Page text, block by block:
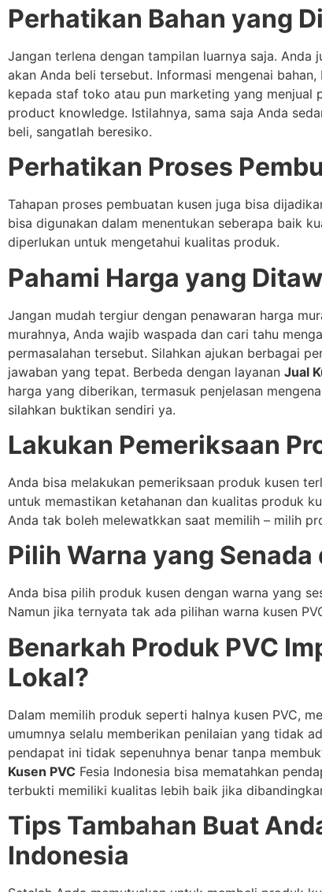
Perhatikan Bahan yang
Jangan terlena dengan tampilan luarnya saja.
akan Anda beli tersebut. Informasi mengenai
kepada staf toko atau pun marketing yang menjual
product knowledge. Istilahnya, sama saja Anda
beli, sangatlah beresiko.
Perhatikan Proses
Tahapan proses pembuatan kusen juga bisa
bisa digunakan dalam menentukan seberapa baik
diperlukan untuk mengetahui kualitas produk.
Pahami Harga yang
Jangan mudah tergiur dengan penawaran harga
murahnya, Anda wajib waspada dan cari tahu
permasalahan tersebut. Silahkan ajukan berbagai
jawaban yang tepat. Berbeda dengan layanan Jual
harga yang diberikan, termasuk penjelasan
silahkan buktikan sendiri ya.
Lakukan Pemeriksaan
Anda bisa melakukan pemeriksaan produk kusen
untuk memastikan ketahanan dan kualitas produk
Anda tak boleh melewatkkan saat memilih – milih
Pilih Warna yang
Anda bisa pilih produk kusen dengan warna yang
Namun jika ternyata tak ada pilihan warna kusen
Benarkah Produk PVC
Lokal?
Dalam memilih produk seperti halnya kusen PVC,
umumnya selalu memberikan penilaian yang tidak
pendapat ini tidak sepenuhnya benar tanpa
Kusen PVC Fesia Indonesia bisa mematahkan
terbukti memiliki kualitas lebih baik jika
Tips Tambahan Buat
Indonesia